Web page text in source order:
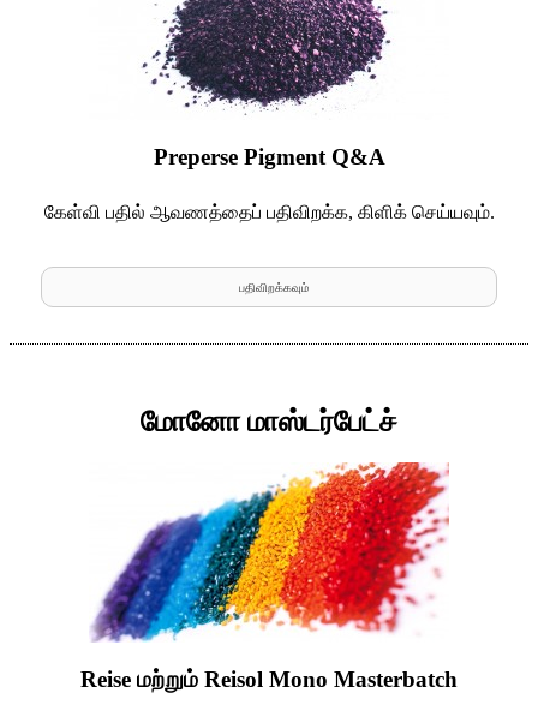
Preperse Pigment Q&A
கேள்வி பதில் ஆவணத்தைப் பதிவிறக்க, கிளிக் செய்யவும்.
பதிவிறக்கவும்
மோனோ மாஸ்டர்பேட்ச்
Reise மற்றும் Reisol Mono Masterbatch